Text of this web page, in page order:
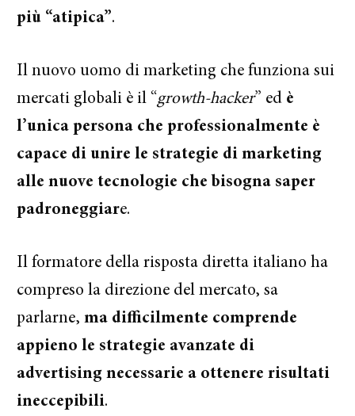
più “atipica”.
Il nuovo uomo di marketing che funziona sui
mercati globali è il “growth-hacker” ed è
l’unica persona che professionalmente è
capace di unire le strategie di marketing
alle nuove tecnologie che bisogna saper
padroneggiare.
Il formatore della risposta diretta italiano ha
compreso la direzione del mercato, sa
parlarne,ma difficilmente comprende
appieno le strategie avanzate di
advertising necessarie a ottenere risultati
ineccepibili.